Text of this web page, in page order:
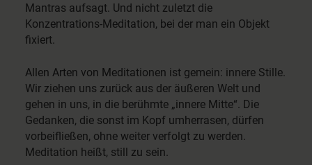
Mantras aufsagt. Und nicht zuletzt die
Konzentrations-Meditation, bei der man ein Objekt
fixiert.
Allen Arten von Meditationen ist gemein: innere Stille.
Wir ziehen uns zurück aus der äußeren Welt und
gehen in uns, in die berühmte „innere Mitte“. Die
Gedanken, die sonst im Kopf umherrasen, dürfen
vorbeifließen, ohne weiter verfolgt zu werden.
Meditation heißt, still zu sein.